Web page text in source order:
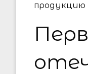
продукцию